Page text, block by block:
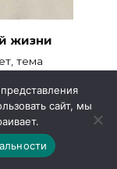
жизни
тема
сайт, мы